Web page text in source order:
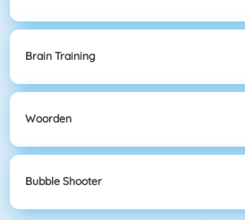
Brain Training
Woorden
Bubble Shooter